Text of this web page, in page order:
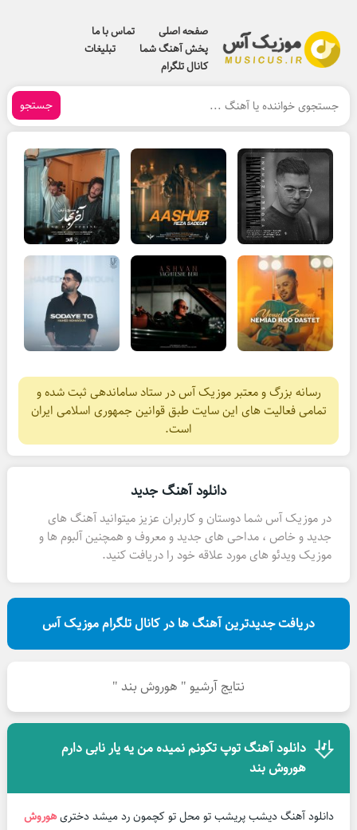
صفحه اصلی
تماس با ما
پخش آهنگ شما
تبلیغات
کانال تلگرام
جستجو
رسانه بزرگ و معتبر موزیک آس در ستاد ساماندهی ثبت شده و
تمامی فعالیت های این سایت طبق قوانین جمهوری اسلامی ایران
است.
دانلود آهنگ جدید
در موزیک آس شما دوستان و کاربران عزیز میتوانید آهنگ های
جدید و خاص ، مداحی های جدید و معروف و همچنین آلبوم ها و
موزیک ویدئو های مورد علاقه خود را دریافت کنید.
دریافت جدیدترین آهنگ ها در کانال تلگرام موزیک آس
نتایج آرشیو " هوروش بند "
دانلود آهنگ توپ تکونم نمیده من یه یار نابی دارم
هوروش بند
دانلود آهنگ دیشب پریشب تو محل تو کچمون رد میشد دختریهوروش